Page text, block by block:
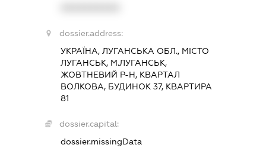
dossier.address:
УКРАЇНА, ЛУГАНСЬКА ОБЛ., МІСТО
ЛУГАНСЬК, М.ЛУГАНСЬК,
ЖОВТНЕВИЙ Р-Н, КВАРТАЛ
ВОЛКОВА, БУДИНОК 37, КВАРТИРА
81
dossier.capital:
dossier.missingData